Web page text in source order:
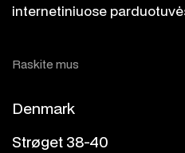
internetiniuose
Raskite mus
Denmark
Strøget 38-40